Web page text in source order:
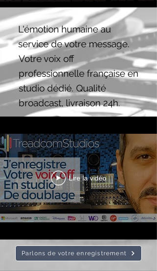
L'émotion humaine au
service de votre message.
Votre voix off
professionnelle française en
studio dédié. Qualité
broadcast, livraison 24h.
Lire la vidéo
Parlons de votre enregistrement